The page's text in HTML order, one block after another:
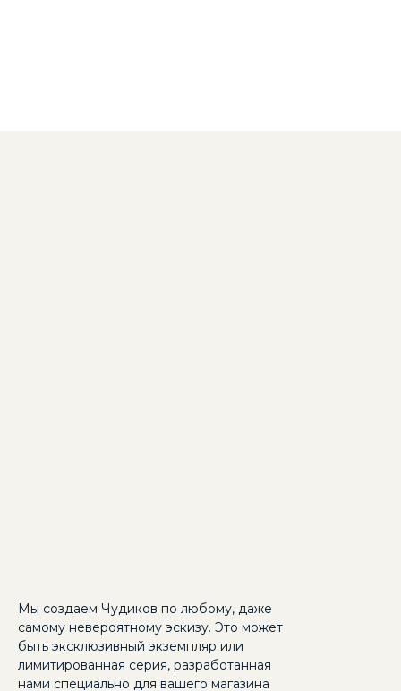
Мы создаем Чудиков по любому, даже
самому невероятному эскизу. Это может
быть эксклюзивный экземпляр или
лимитированная серия, разработанная
нами специально для вашего магазина